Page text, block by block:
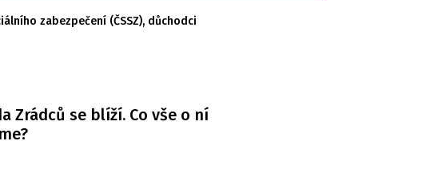
zabezpečení (ČSSZ), důchodci
Zrádců se blíží. Co vše o ní